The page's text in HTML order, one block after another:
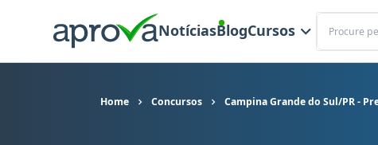
NotíciasBlogCursos
Buscar
Home Concursos Campina Grande do Sul/PR -